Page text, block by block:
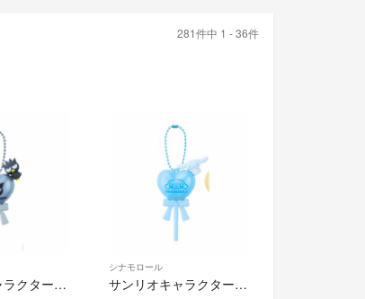
281件中 1 - 36件
サンリオキャラクターズ バルーンポップチャーム&グミ バッドバツ丸
シナモロール
サンリオキャラクターズ バルーンポップチャーム&グミ シナモロール